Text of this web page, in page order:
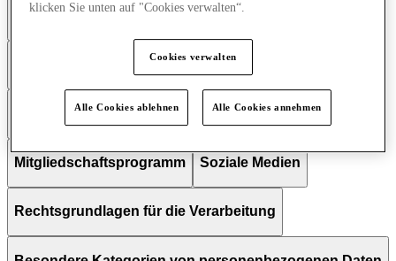
Definitionen und Auslegung Für Kinder und Eltern
Erhobene Informationen Profiling
Verwendung Ihrer Informationen
Mitgliedschaftsprogramm Soziale Medien
Rechtsgrundlagen für die Verarbeitung
klicken Sie unten auf "Cookies verwalten“.
Cookies verwalten
Alle Cookies ablehnen Alle Cookies annehmen